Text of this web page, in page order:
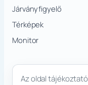
Járványfigyelő
Térképek
Monitor
Az oldal